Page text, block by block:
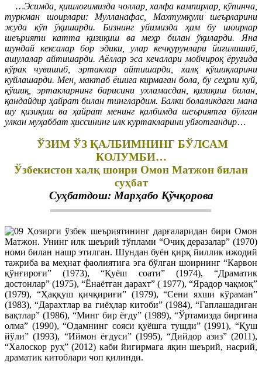
…Эсимда, қишлоғимизда чоллар, халфа кампирлар, кўпинча,
туркман шоирлари: Мулланафас, Махтумқули шеърларини
жуда кўп ўқишарди. Бизнинг уйимизда ҳам бу шоирлар
шеърияти катта қизиқиш ва меҳр билан ўқиларди. Яна
шундай кексалар бор эдики, улар кечқурунлари йиғилишиб,
ашулалар айтишарди. Аёллар эса кечалари мойчироқ ёруғида
кўрак чувишиб, эртаклар айтишарди, халқ қўшиқларини
куйлашарди. Мен, мактаб ёшига кирмаган бола, бу сеҳрли куй,
қўшиқ, эртакларнинг барисини ухламасдан, қизиқиш билан,
қандайдир ҳайрат билан тинглардим. Балки болаликдаги мана
шу қизиқиш ва ҳайрат менинг қалбимда шеъриятга бўлган
улкан муҳаббат ҳиссининг илк куртакларини уйғотгандир…
ЎЗИМ ЎЗ ҚАЛБИМНИНГ БЎЛСАМ
КОЛУМБИ…
Ўзбекистон халқ шоири Омон Матжон билан
суҳбат
Суҳбатдош: Марҳабо Қўчқорова
Ҳозирги ўзбек шеъриятининг дарғаларидан бири Омон
Матжон. Унинг илк шеърий тўплами “Очиқ деразалар” (1970)
номи билан нашр этилган. Шундан буён қирқ йиллик ижодий
тажриба ва меҳнат фаолиятига эга бўлган шоирнинг “Карвон
қўнғироғи” (1973), “Қуёш соати” (1974), “Драматик
достонлар” (1975), “Ёнаётган дарахт” ( 1977), “Ярадор чақмоқ”
(1979), “Ҳаққуш қичқириғи” (1979), “Сени яхши кўраман”
(1983), “Дарахтлар ва гиёҳлар китоби” (1984), “Гаплашадиган
вақтлар” (1986), “Минг бир ёғду” (1989), “Ўртамизда биргина
олма” (1990), “Одамнинг сояси қуёшга тушди” (1991), “Қуш
йўли” (1993), “Иймон ёғдуси” (1995), “Дийдор азиз” (2011),
“Халоскор руҳ” (2012) каби йигирмага яқин шеърий, насрий,
драматик китоблари чоп қилинди.